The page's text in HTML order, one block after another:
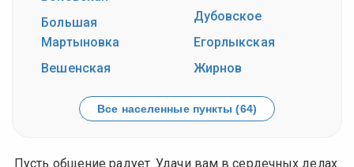
Большая
Мартыновка
Вешенская
Дубовское
Егорлыкская
Жирнов
Все населенные пункты (64)
Пусть общение радует. Удачи вам в сердечных делах.